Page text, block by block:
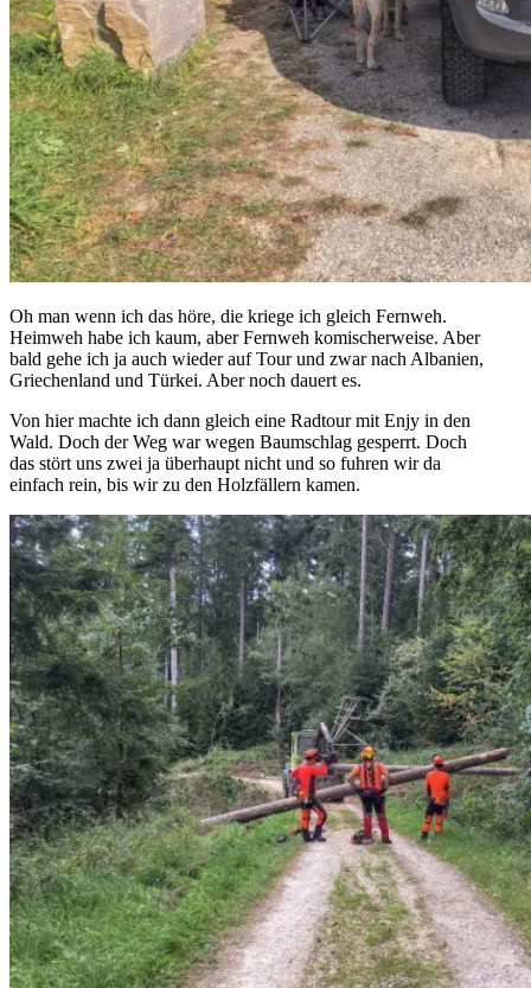
Oh man wenn ich das höre, die kriege ich gleich Fernweh.
Heimweh habe ich kaum, aber Fernweh komischerweise. Aber
bald gehe ich ja auch wieder auf Tour und zwar nach Albanien,
Griechenland und Türkei. Aber noch dauert es.
Von hier machte ich dann gleich eine Radtour mit Enjy in den
Wald. Doch der Weg war wegen Baumschlag gesperrt. Doch
das stört uns zwei ja überhaupt nicht und so fuhren wir da
einfach rein, bis wir zu den Holzfällern kamen.